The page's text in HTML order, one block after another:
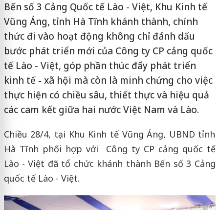
Bến số 3 Cảng Quốc tế Lào - Việt, Khu Kinh tế
Vũng Áng, tỉnh Hà Tĩnh khánh thành, chính
thức đi vào hoạt động không chỉ đánh dấu
bước phát triển mới của Công ty CP cảng quốc
tế Lào - Việt, góp phần thúc đẩy phát triển
kinh tế - xã hội mà còn là minh chứng cho việc
thực hiện có chiều sâu, thiết thực và hiệu quả
các cam kết giữa hai nước Việt Nam và Lào.
Chiều 28/4, tại Khu Kinh tế Vũng Áng, UBND tỉnh
Hà Tĩnh phối hợp với Công ty CP cảng quốc tế
Lào - Việt đã tổ chức khánh thành Bến số 3 Cảng
quốc tế Lào - Việt.